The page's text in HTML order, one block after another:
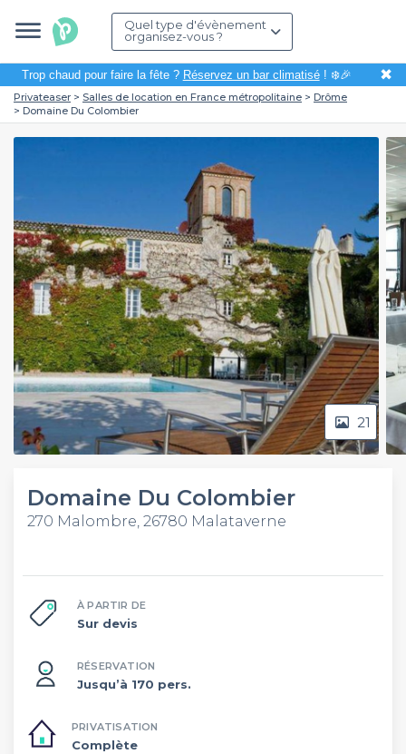
Quel type d'évènement
organisez-vous ?
Trop chaud pour faire la fête ? Réservez un bar climatisé! ❄️🎉 ✖
Privateaser Salles de location en France métropolitaine
Drôme
Domaine Du Colombier
21
Domaine Du Colombier
270 Malombre, 26780 Malataverne
À PARTIR DE
Sur devis
RÉSERVATION
Jusqu’à 170 pers.
PRIVATISATION
Complète